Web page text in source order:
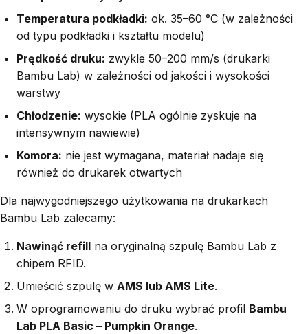
Temperatura podkładki: ok. 35–60 °C (w zależności
od typu podkładki i kształtu modelu)
Prędkość druku: zwykle 50–200 mm/s (drukarki
Bambu Lab) w zależności od jakości i wysokości
warstwy
Chłodzenie: wysokie (PLA ogólnie zyskuje na
intensywnym nawiewie)
Komora: nie jest wymagana, materiał nadaje się
również do drukarek otwartych
Dla najwygodniejszego użytkowania na drukarkach
Bambu Lab zalecamy:
Nawinąć refill na oryginalną szpulę Bambu Lab z
chipem RFID.
Umieścić szpulę w AMS lub AMS Lite.
W oprogramowaniu do druku wybrać profil Bambu
Lab PLA Basic – Pumpkin Orange.